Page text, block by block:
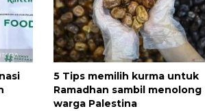
5 Tips memilih kurma untuk
Ramadhan sambil menolong
warga Palestina